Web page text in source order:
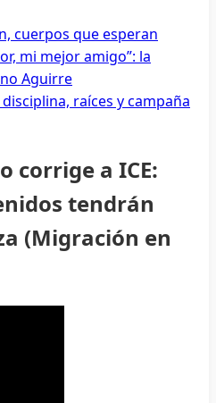
cuerpos que esperan
mi mejor amigo”: la
Aguirre
raíces y campaña
corrige a ICE:
tendrán
(Migración en